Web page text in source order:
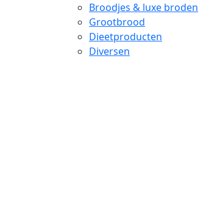
Broodjes & luxe broden
Grootbrood
Dieetproducten
Diversen